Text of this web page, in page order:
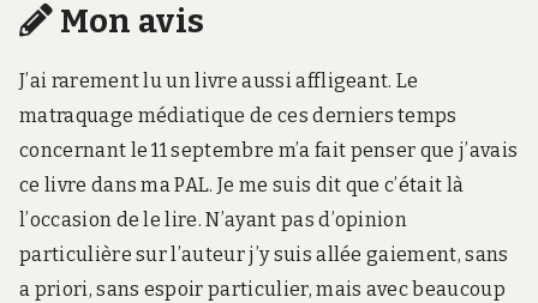
Mon avis
J’ai rarement lu un livre aussi affligeant. Le
matraquage médiatique de ces derniers temps
concernant le 11 septembre m’a fait penser que j’avais
ce livre dans ma PAL. Je me suis dit que c’était là
l’occasion de le lire. N’ayant pas d’opinion
particulière sur l’auteur j’y suis allée gaiement, sans
a priori, sans espoir particulier, mais avec beaucoup